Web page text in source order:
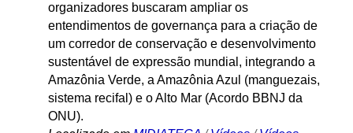
organizadores buscaram ampliar os
entendimentos de governança para a criação de
um corredor de conservação e desenvolvimento
sustentável de expressão mundial, integrando a
Amazônia Verde, a Amazônia Azul (manguezais,
sistema recifal) e o Alto Mar (Acordo BBNJ da
ONU).